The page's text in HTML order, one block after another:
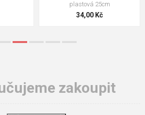
ploché
18,70 Kč
zakoupit